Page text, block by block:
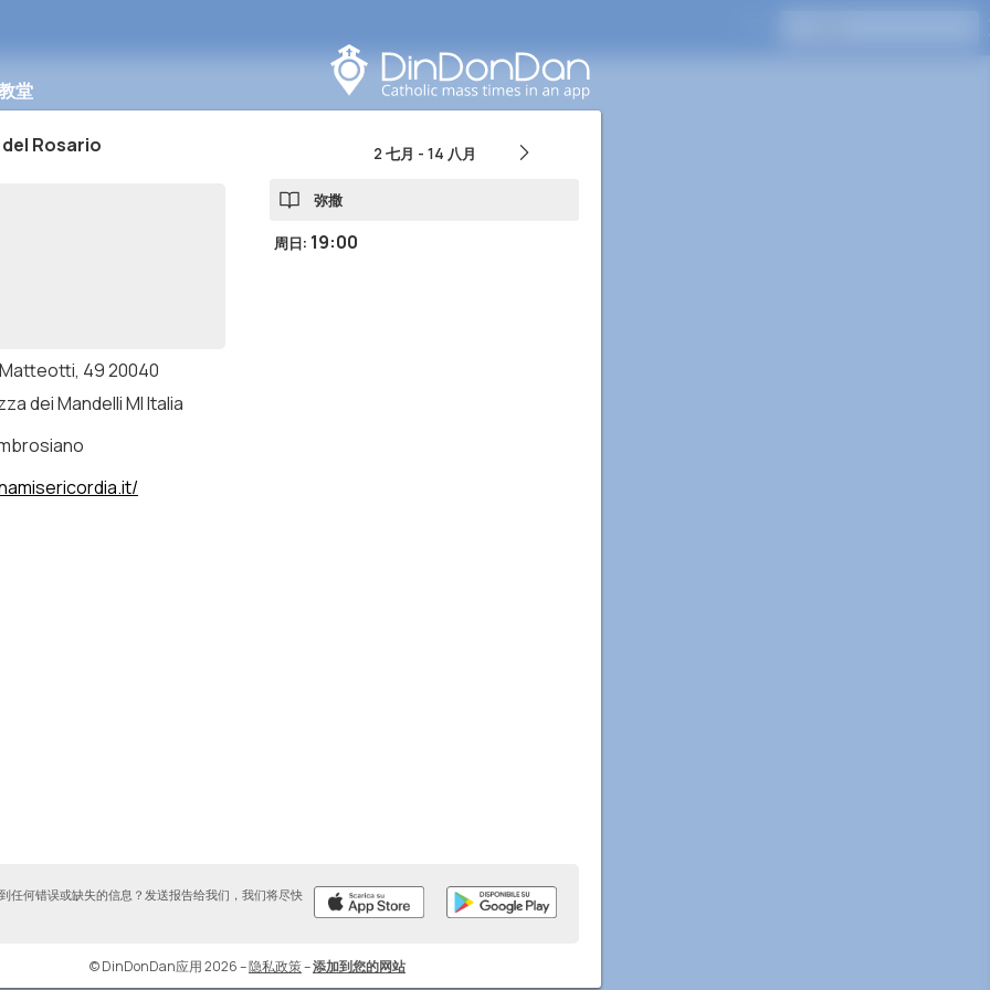
堂
Rosario
Matteotti, 49 20040
dei Mandelli MI Italia
2 七月 - 14 八月
弥撒
周日: 19:00
任何错误或缺失的信息？发送报告给我们，我们将尽快
© DinDonDan应用 2026–隐私政策–添加到您的网站